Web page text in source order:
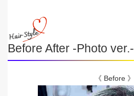
Before After -Photo ver.-
《 Before 》